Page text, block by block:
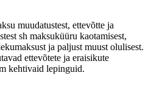
muudatustest, ettevõtte ja
sh maksuküüru kaotamisest,
ja paljust muust olulisest.
ettevõtete ja eraisikute
kehtivaid lepinguid.